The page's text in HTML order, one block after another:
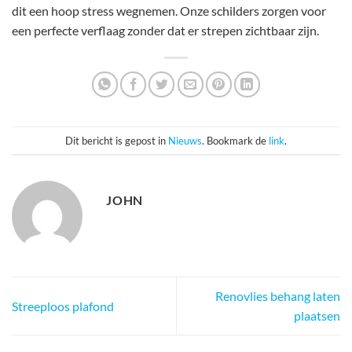
dit een hoop stress wegnemen. Onze schilders zorgen voor
een perfecte verflaag zonder dat er strepen zichtbaar zijn.
Dit bericht is gepost in Nieuws. Bookmark de link.
JOHN
Streeploos plafond
Renovlies behang laten
plaatsen